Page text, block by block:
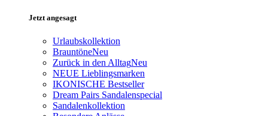
Jetzt angesagt
Urlaubskollektion
BrauntöneNeu
Zurück in den AlltagNeu
NEUE Lieblingsmarken
IKONISCHE Bestseller
Dream Pairs Sandalenspecial
Sandalenkollektion